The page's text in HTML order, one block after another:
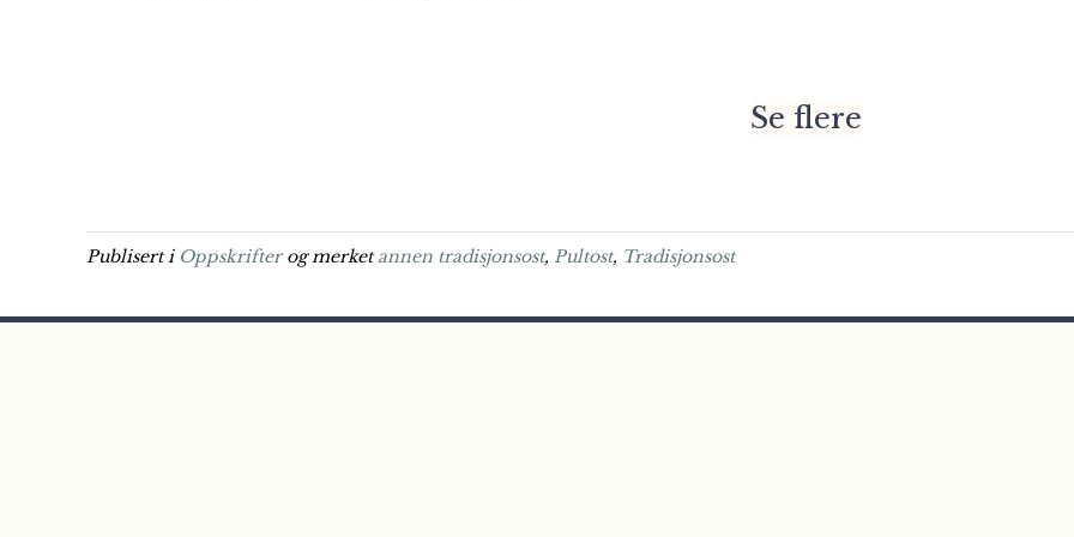
Se flere
Publisert i Oppskrifterog merketannen tradisjonsost, Pultost, Tradisjonsost